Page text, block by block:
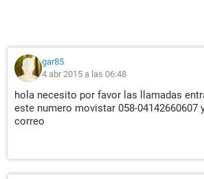
gar85
4 abr 2015 a las 06:48
hola necesito por favor las llamadas
este numero movistar 058-04142660607
correo